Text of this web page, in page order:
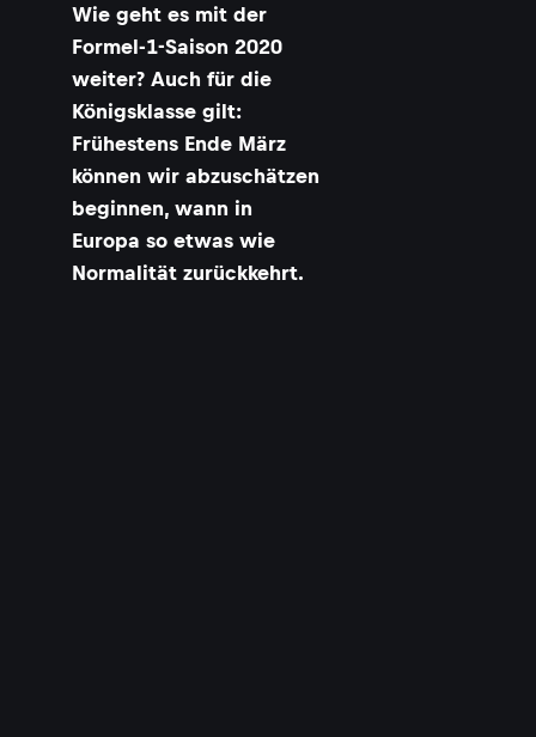
​Wie geht es mit der
Formel-1-Saison 2020
weiter? Auch für die
Königsklasse gilt:
Frühestens Ende März
können wir abzuschätzen
beginnen, wann in
Europa so etwas wie
Normalität zurückkehrt.